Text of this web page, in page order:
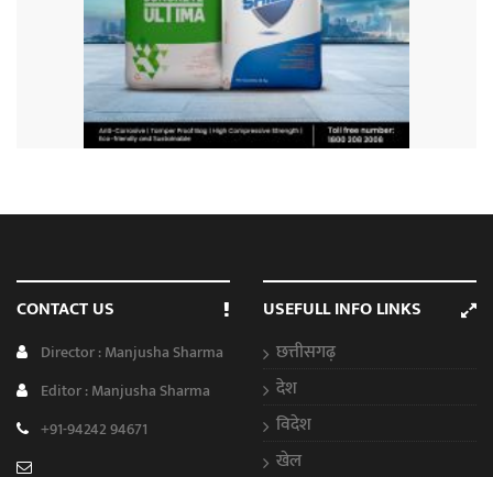
CONTACT US
Director : Manjusha Sharma
Editor : Manjusha Sharma
+91-94242 94671
USEFULL INFO LINKS
छत्तीसगढ़
देश
विदेश
खेल